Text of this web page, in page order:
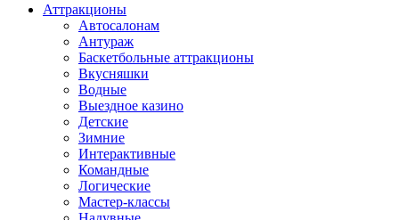
Аттракционы
Автосалонам
Антураж
Баскетбольные аттракционы
Вкусняшки
Водные
Выездное казино
Детские
Зимние
Интерактивные
Командные
Логические
Мастер-классы